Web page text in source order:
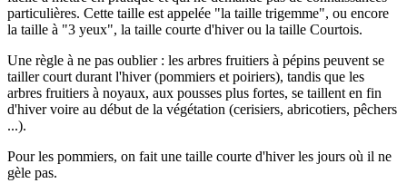
particulières. Cette taille est appelée "la taille trigemme", ou encore
la taille à "3 yeux", la taille courte d'hiver ou la taille Courtois.
Une règle à ne pas oublier : les arbres fruitiers à pépins peuvent se
tailler court durant l'hiver (pommiers et poiriers), tandis que les
arbres fruitiers à noyaux, aux pousses plus fortes, se taillent en fin
d'hiver voire au début de la végétation (cerisiers, abricotiers, pêchers
...).
Pour les pommiers, on fait une taille courte d'hiver les jours où il ne
gèle pas.